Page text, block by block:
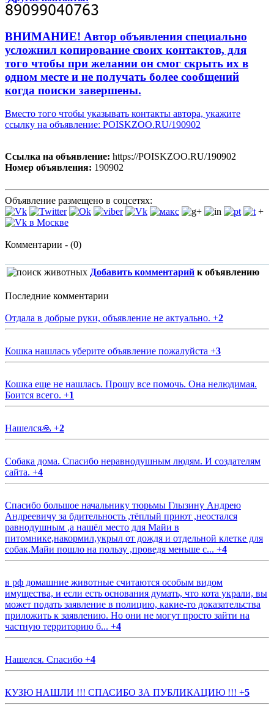
ВНИМАНИЕ! Автор объявления специально
усложнил копирование своих контактов, для
того чтобы при желании он смог скрыть их в
одном месте и не получать более сообщений
когда поиски завершены.
Вместо того чтобы указывать контакты автора, укажите
ссылку на объявление: POISKZOO.RU/190902
Ссылка на объявление: https://POISKZOO.RU/190902
Номер объявления: 190902
Объявление размещено в соцсетях:
+
Комментарии - (0)
Добавить комментарий к объявлению
Последние комментарии
Отдала в добрые руки, объявление не актуально. +2
Кошка нашлась уберите объявление пожалуйста +3
Кошка еще не нашлась. Прошу все помочь. Она нелюдимая.
Боится всего. +1
Нашелся🙏 +2
Собака дома. Спасибо неравнодушным людям. И создателям
сайта. +4
Спасибо большое начальнику тюрьмы Глызину Андрею
Андреевичу за бдительность ,тёплый приют ,неостался
равнодушным ,а нашёл место для Майи в
питомнике,накормил,укрыл от дождя и отдельной клетке для
собак.Майи пошло на пользу ,проведя меньше с... +4
в рф домашние животные считаются особым видом
имущества, и если есть основания думать, что кота украли, вы
может подать заявление в полицию, какие-то доказательства
приложить к заявлению. Но они не могут просто зайти на
частную территорию б... +4
Нашелся. Спасибо +4
КУЗЮ НАШЛИ !!! СПАСИБО ЗА ПУБЛИКАЦИЮ !!! +5